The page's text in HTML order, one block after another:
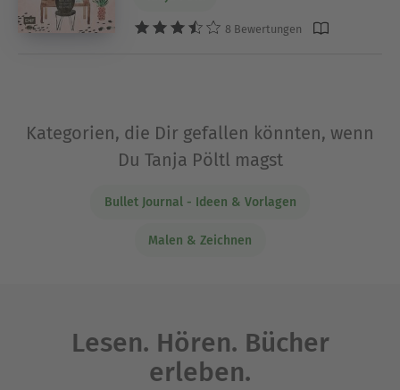
8 Bewertungen
Kategorien, die Dir gefallen könnten, wenn
Du Tanja Pöltl magst
Bullet Journal - Ideen & Vorlagen
Malen & Zeichnen
Lesen. Hören. Bücher
erleben.